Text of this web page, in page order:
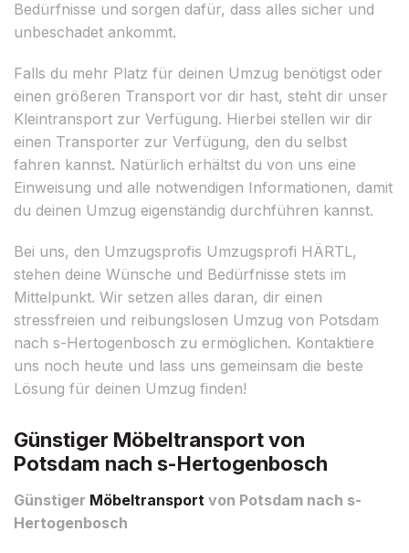
Bedürfnisse und sorgen dafür, dass alles sicher und
unbeschadet ankommt.
Falls du mehr Platz für deinen Umzug benötigst oder
einen größeren Transport vor dir hast, steht dir unser
Kleintransport zur Verfügung. Hierbei stellen wir dir
einen Transporter zur Verfügung, den du selbst
fahren kannst. Natürlich erhältst du von uns eine
Einweisung und alle notwendigen Informationen, damit
du deinen Umzug eigenständig durchführen kannst.
Bei uns, den Umzugsprofis Umzugsprofi HÄRTL,
stehen deine Wünsche und Bedürfnisse stets im
Mittelpunkt. Wir setzen alles daran, dir einen
stressfreien und reibungslosen Umzug von Potsdam
nach s-Hertogenbosch zu ermöglichen. Kontaktiere
uns noch heute und lass uns gemeinsam die beste
Lösung für deinen Umzug finden!
Günstiger Möbeltransport von
Potsdam nach s-Hertogenbosch
Günstiger Möbeltransport von Potsdam nach s-
Hertogenbosch